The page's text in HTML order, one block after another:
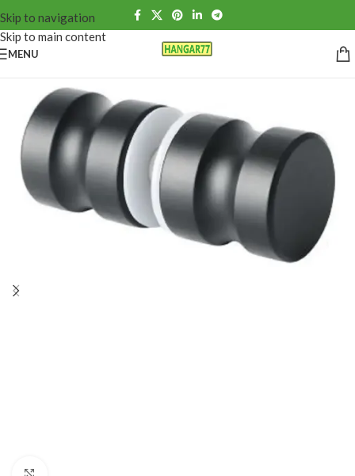
Skip to navigation
Skip to main content
MENU